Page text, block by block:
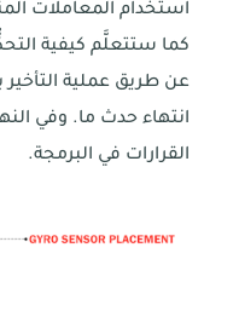
كما ستتعلَّم كيفية
عن طريق عملية التأخير
انتهاء حدث ما. وفي
القرارات في البرمجة.